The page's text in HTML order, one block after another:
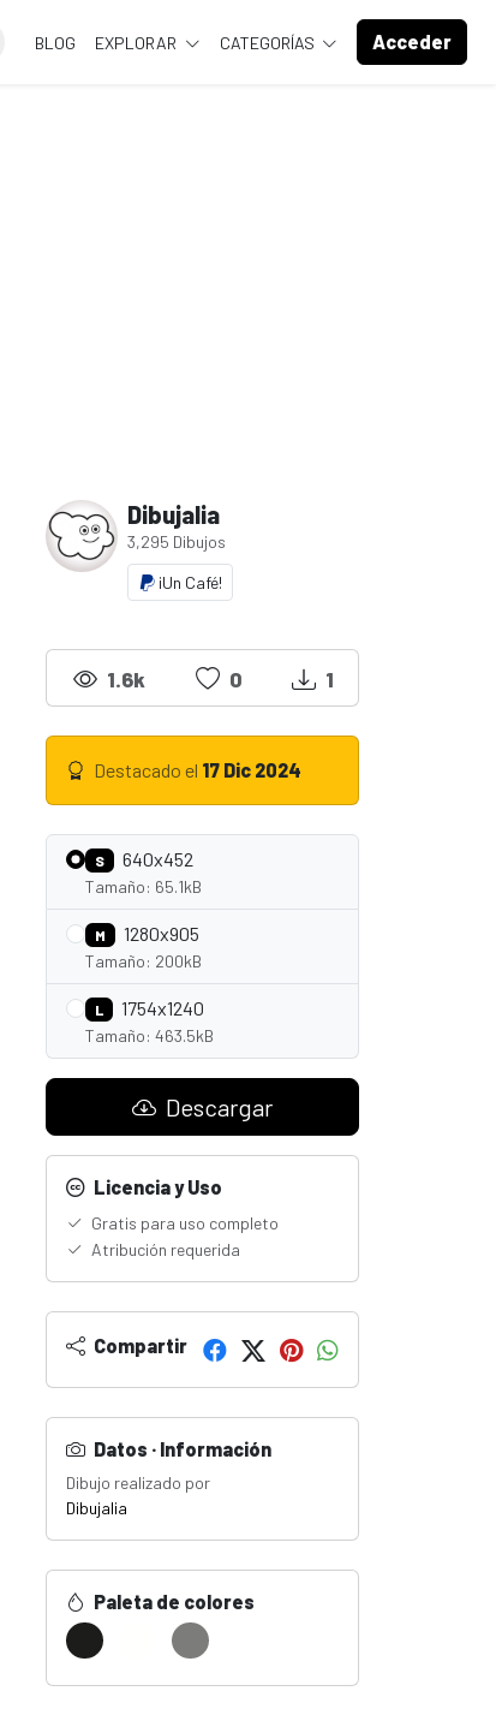
BLOG EXPLORAR CATEGORÍAS Acceder
Dibujalia
3,295 Dibujos
¡Un Café!
1.6k 0 1
Destacado el 17 Dic 2024
S 640x452
Tamaño: 65.1kB
M 1280x905
Tamaño: 200kB
L 1754x1240
Tamaño: 463.5kB
Descargar
Licencia y Uso
Gratis para uso completo
Atribución requerida
Compartir
Datos · Información
Dibujo realizado por
Dibujalia
Paleta de colores